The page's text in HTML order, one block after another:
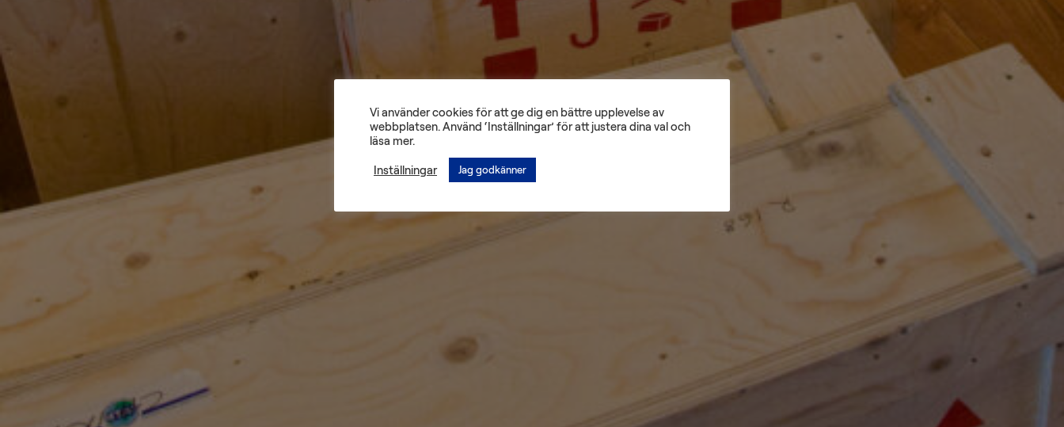
Vi använder cookies för att ge dig en bättre upplevelse av
webbplatsen. Använd ‘Inställningar’ för att justera dina val och
läsa mer.
Inställningar Jag godkänner